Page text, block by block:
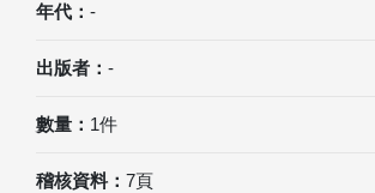
年代： -
出版者： -
數量： 1件
稽核資料： 7頁